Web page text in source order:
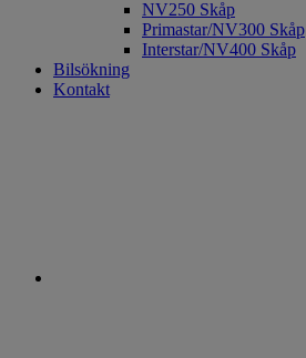
NV250 Skåp
Primastar/NV300 Skåp
Interstar/NV400 Skåp
Bilsökning
Kontakt